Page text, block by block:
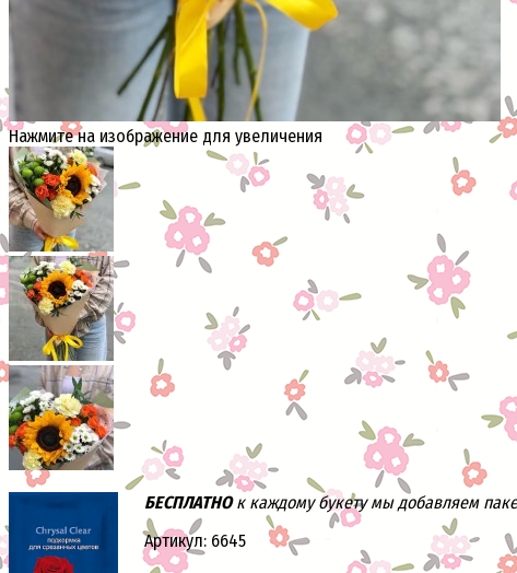
Нажмите на изображение для увеличения
БЕСПЛАТНОк каждому букету мы добавляем
Артикул: 6645